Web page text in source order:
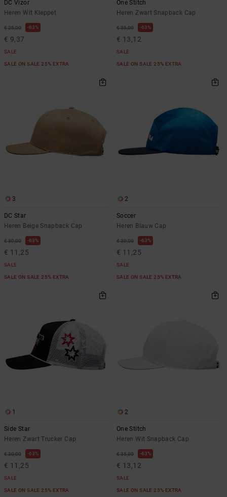
DC Vizor
Heren Wit Kleppet
€ 25,00 63%
€ 9,37
SALE
SALE ON SALE 25% EXTRA
One Stitch
Heren Zwart Snapback Cap
€ 35,00 63%
€ 13,12
SALE
SALE ON SALE 25% EXTRA
3
DC Star
Heren Beige Snapback Cap
€ 30,00 63%
€ 11,25
SALE
SALE ON SALE 25% EXTRA
2
Soccer
Heren Blauw Cap
€ 30,00 63%
€ 11,25
SALE
SALE ON SALE 25% EXTRA
1
Side Star
Heren Zwart Trucker Cap
€ 30,00 63%
€ 11,25
SALE
SALE ON SALE 25% EXTRA
2
One Stitch
Heren Wit Snapback Cap
€ 35,00 63%
€ 13,12
SALE
SALE ON SALE 25% EXTRA